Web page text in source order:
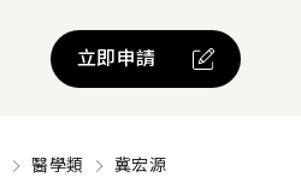
立即申請
醫學類 冀宏源